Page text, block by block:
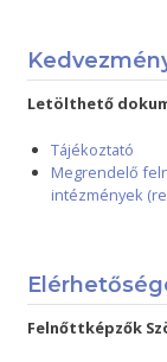
Letölthető
Tájékoztató
Megrendelő
intézmények
Felnőttképzők